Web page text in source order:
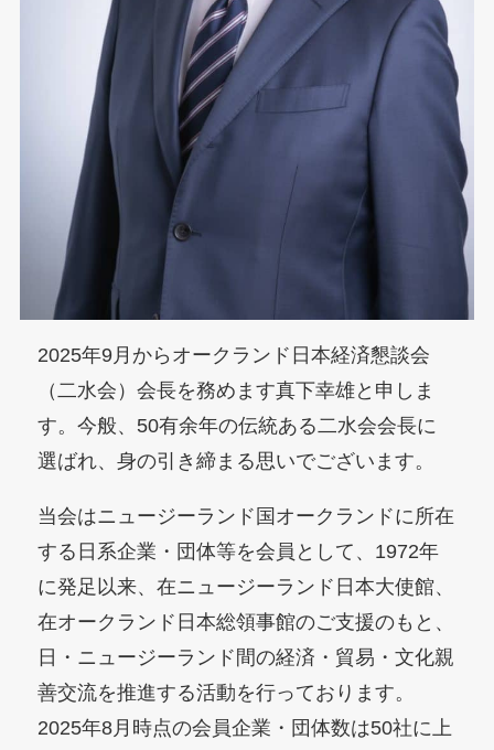
2025年9月からオークランド日本経済懇談会
（二水会）会長を務めます真下幸雄と申しま
す。今般、50有余年の伝統ある二水会会長に
選ばれ、身の引き締まる思いでございます。
当会はニュージーランド国オークランドに所在
する日系企業・団体等を会員として、1972年
に発足以来、在ニュージーランド日本大使館、
在オークランド日本総領事館のご支援のもと、
日・ニュージーランド間の経済・貿易・文化親
善交流を推進する活動を行っております。
2025年8月時点の会員企業・団体数は50社に上